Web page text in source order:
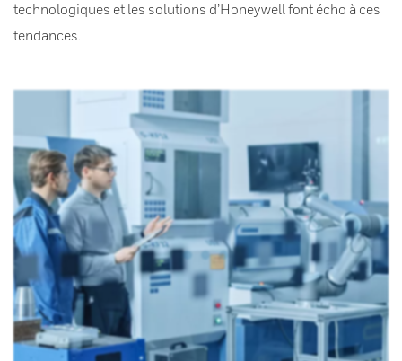
technologiques et les solutions d’Honeywell font écho à ces
tendances.